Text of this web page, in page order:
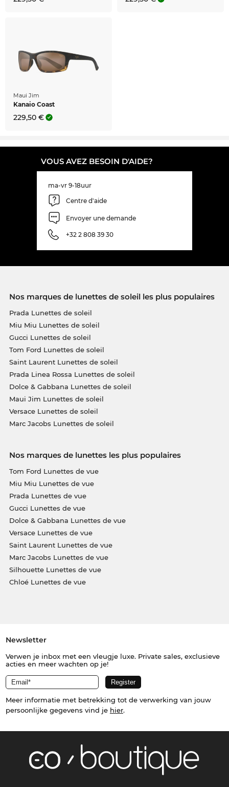
Maui Jim
Kanaio Coast
229,50 €
VOUS AVEZ BESOIN D'AIDE?
ma-vr 9-18uur
Centre d'aide
Envoyer une demande
+32 2 808 39 30
Nos marques de lunettes de soleil les plus populaires
Prada Lunettes de soleil
Miu Miu Lunettes de soleil
Gucci Lunettes de soleil
Tom Ford Lunettes de soleil
Saint Laurent Lunettes de soleil
Prada Linea Rossa Lunettes de soleil
Dolce & Gabbana Lunettes de soleil
Maui Jim Lunettes de soleil
Versace Lunettes de soleil
Marc Jacobs Lunettes de soleil
Nos marques de lunettes les plus populaires
Tom Ford Lunettes de vue
Miu Miu Lunettes de vue
Prada Lunettes de vue
Gucci Lunettes de vue
Dolce & Gabbana Lunettes de vue
Versace Lunettes de vue
Saint Laurent Lunettes de vue
Marc Jacobs Lunettes de vue
Silhouette Lunettes de vue
Chloé Lunettes de vue
Newsletter
Verwen je inbox met een vleugje luxe. Private sales, exclusieve
acties en meer wachten op je!
Meer informatie met betrekking tot de verwerking van jouw
persoonlijke gegevens vind je hier.